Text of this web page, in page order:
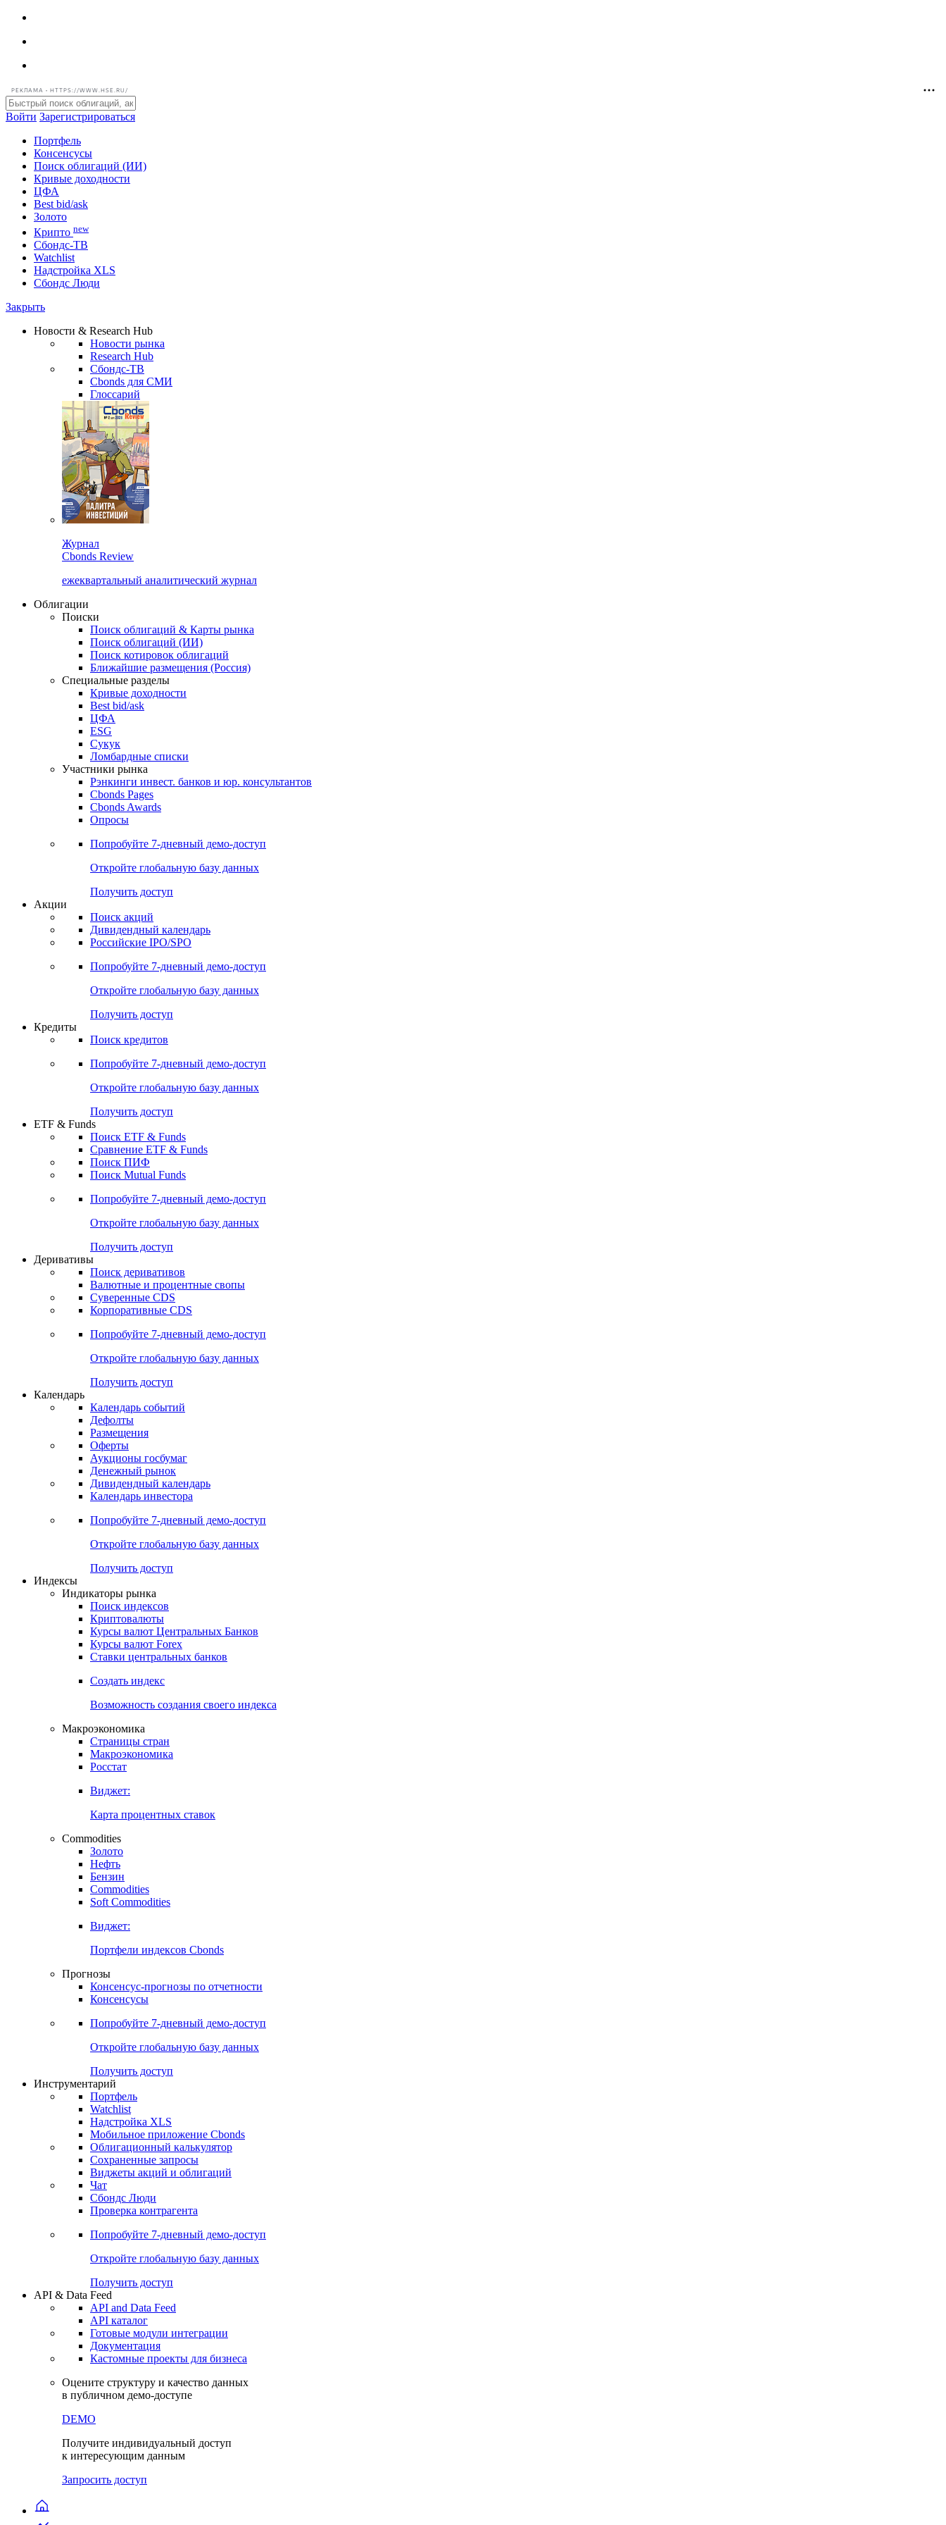
РЕКЛАМА • HTTPS://WWW.HSE.RU/
Войти Зарегистрироваться
Портфель
Консенсусы
Поиск облигаций (ИИ)
Кривые доходности
ЦФА
Best bid/ask
Золото
Криптоnew
Сбондс-ТВ
Надстройка XLS
Сбондс Люди
Новости & Research Hub
Новости рынка
Research Hub
Сбондс-ТВ
Cbonds для СМИ
Глоссарий
Журнал
Cbonds Review
ежеквартальный аналитический журнал
Облигации
Поиски
Поиск облигаций & Карты рынка
Поиск облигаций (ИИ)
Поиск котировок облигаций
Ближайшие размещения (Россия)
Специальные разделы
Кривые доходности
Best bid/ask
ЦФА
ESG
Сукук
Ломбардные списки
Участники рынка
Рэнкинги инвест. банков и юр. консультантов
Cbonds Pages
Cbonds Awards
Опросы
Попробуйте7-дневный
Откройте глобальную базу данных
Получить доступ
Акции
Поиск акций
Дивидендный календарь
Российские IPO/SPO
Попробуйте7-дневный
Откройте глобальную базу данных
Получить доступ
Кредиты
Поиск кредитов
Попробуйте7-дневный
Откройте глобальную базу данных
Получить доступ
ETF & Funds
Поиск ETF & Funds
Сравнение ETF & Funds
Поиск ПИФ
Поиск Mutual Funds
Попробуйте7-дневный
Откройте глобальную базу данных
Получить доступ
Деривативы
Поиск деривативов
Валютные и процентные свопы
Суверенные CDS
Корпоративные CDS
Попробуйте7-дневный
Откройте глобальную базу данных
Получить доступ
Календарь
Календарь событий
Дефолты
Размещения
Оферты
Аукционы госбумаг
Денежный рынок
Дивидендный календарь
Календарь инвестора
Попробуйте7-дневный
Получить доступ
Индикаторы рынка
Поиск индексов
Криптовалюты
Курсы валют Центральных Банков
Курсы валют Forex
Ставки центральных банков
Создать индекс
Возможность создания своего индекса
Макроэкономика
Страницы стран
Макроэкономика
Росстат
Виджет:
Карта процентных ставок
Commodities
Золото
Нефть
Бензин
Commodities
Soft Commodities
Виджет:
Портфели индексов Cbonds
Прогнозы
Консенсус-прогнозы по отчетности
Консенсусы
Попробуйте7-дневный
Откройте глобальную базу данных
Получить доступ
Инструментарий
Портфель
Watchlist
Надстройка XLS
Мобильное приложение Cbonds
Облигационный калькулятор
Сохраненные запросы
Виджеты акций и облигаций
Чат
Сбондс Люди
Проверка контрагента
Попробуйте7-дневный
Откройте глобальную базу данных
Получить доступ
API & Data Feed
API and Data Feed
API каталог
Документация
Кастомные проекты для бизнеса
Оцените структуру и качество данных
в публичном демо-доступе
DEMO
Получите индивидуальный доступ